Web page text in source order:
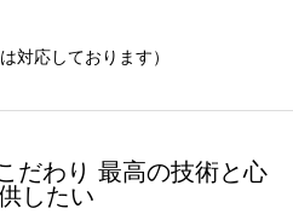
対応しております）
だわり 最高の技術と心
したい